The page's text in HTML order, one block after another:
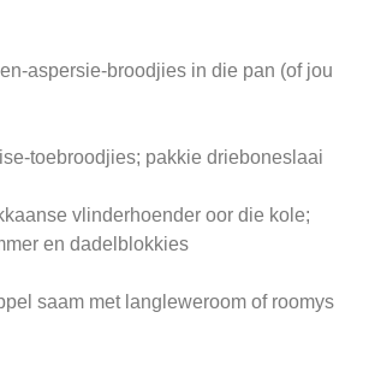
aspersie-broodjies in die pan (of jou
toebroodjies; pakkie drieboneslaai
vlinderhoender oor die kole;
en dadelblokkies
saam met langleweroom of roomys